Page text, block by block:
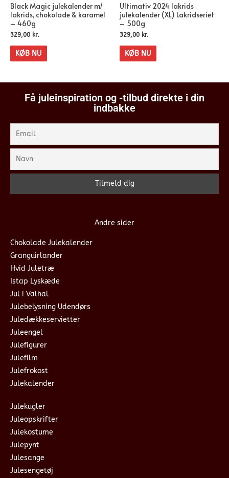
Black Magic julekalender m/
lakrids, chokolade & karamel
– 460g
329,00 kr.
KØB NU
Ultimativ 2024 lakrids
julekalender (XL) Lakridseriet
– 500g
329,00 kr.
KØB NU
Få juleinspiration og -tilbud direkte i din
indbakke
Andre sider
Chokolade Julekalender
Granguirlander
Hvid Juletræ
Istap Lyskæde
Jul i Valhal
Julebelysning Udendørs
Juledækkeservietter
Juleengel
Julefigurer
Julefilm
Julefrokost
Julekalender
Julekugler
Juleopskrifter
Julekostume
Julepynt
Julesange
Julesengetøj